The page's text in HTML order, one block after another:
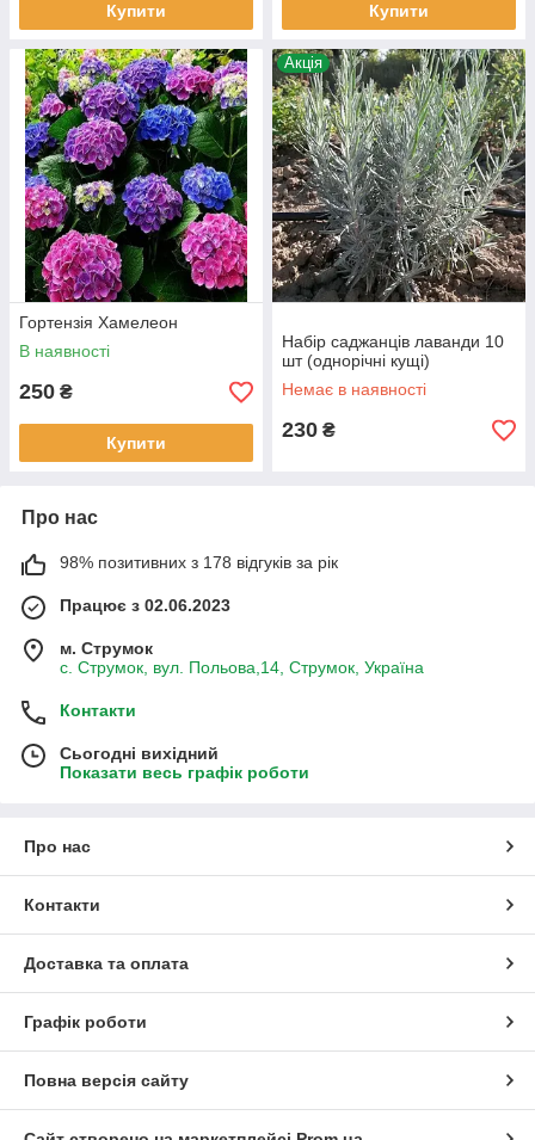
Купити Купити
Гортензія Хамелеон
В наявності
250 ₴
Купити
Акція
Набір саджанців лаванди 10
шт (однорічні кущі)
Немає в наявності
230 ₴
Про нас
98% позитивних з 178 відгуків за рік
Працює з 02.06.2023
м. Струмок
с. Струмок, вул. Польова,14, Струмок, Україна
Контакти
Сьогодні вихідний
Показати весь графік роботи
Про нас
Контакти
Доставка та оплата
Графік роботи
Повна версія сайту